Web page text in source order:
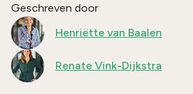
Geschreven door
Henriëtte van Baalen
Renate Vink-Dijkstra